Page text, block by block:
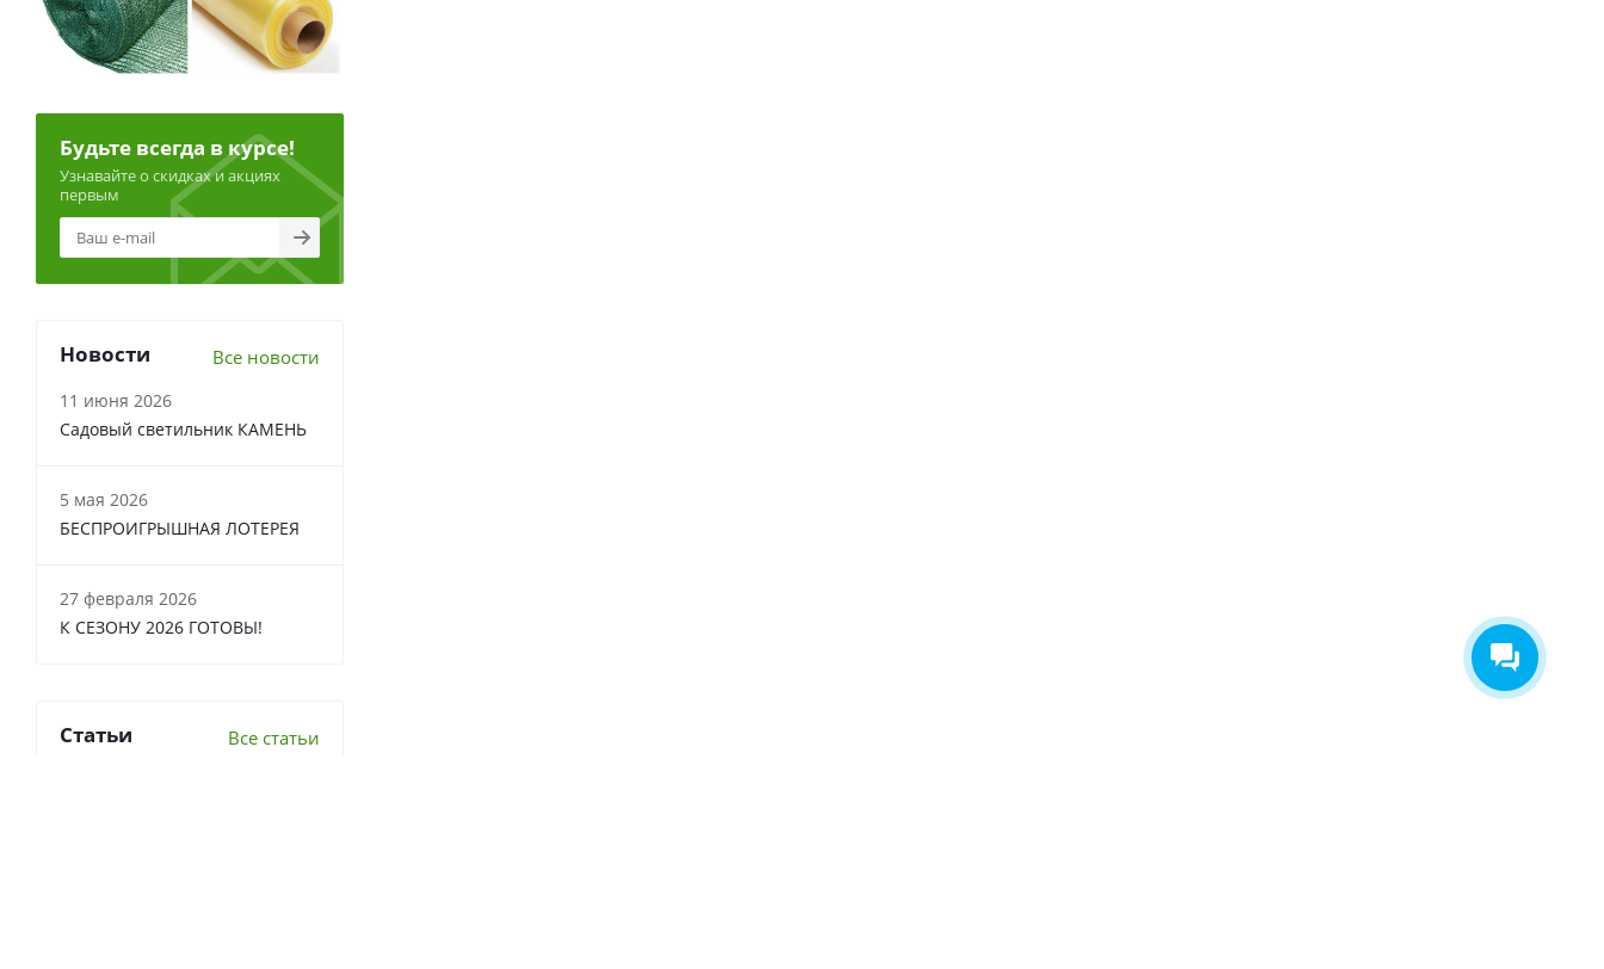
Будьте всегда в курсе!
Узнавайте о скидках и акциях
первым
Новости Все новости
11 июня 2026
Садовый светильник КАМЕНЬ
5 мая 2026
БЕСПРОИГРЫШНАЯ ЛОТЕРЕЯ
27 февраля 2026
К СЕЗОНУ 2026 ГОТОВЫ!
Статьи Все статьи